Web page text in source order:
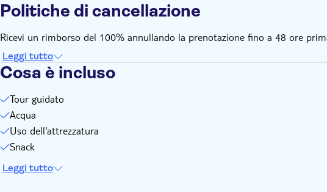
Politiche di cancellazione
Ricevi un rimborso del 100% annullando la prenotazione fino a 48 ore
Leggi tutto
Cosa è incluso
Tour guidato
Acqua
Uso dell'attrezzatura
Snack
Leggi tutto